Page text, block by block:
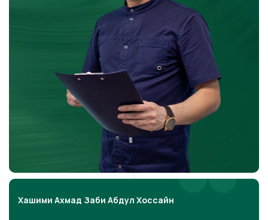
Хашими Ахмад Заби Абдул Хоссайн